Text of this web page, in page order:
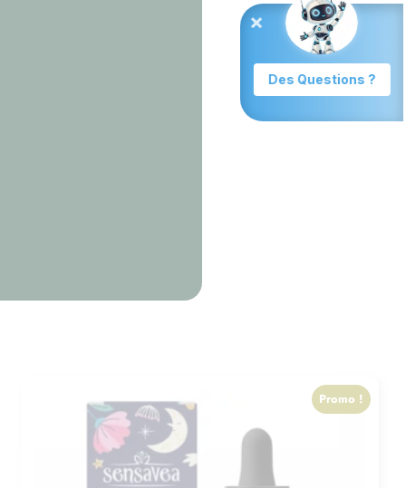
Promo !